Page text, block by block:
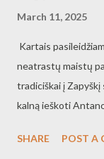
March 11, 2025
Kartais
neatrastų maistų
tradiciškai į Zapyškį
kalną ieškoti
mėlyną konteinerį
SHARE POST A